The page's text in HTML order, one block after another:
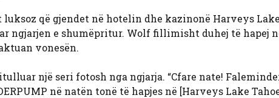
që gjendet në hotelin dhe kazinonë Harveys Lake
ngjarjen e shumëpritur. Wolf fillimisht duhej të hapej
vonesën.
një seri fotosh nga ngjarja. “Cfare nate!
në natën tonë të hapjes në [Harveys Lake